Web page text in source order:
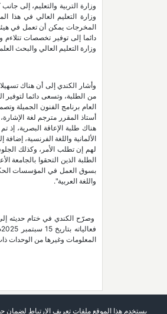
يستخدم هذا الموقع ملفات تعريف الارتباط
وزارة التربية والتعليم، إلى
وزارة التعليم العالي في هذا
المخرجات يمكن أن تعمل في
دائما إلى توفير تخصصات
وزارة التعليم العالي والبحث
وأشار الكندي إلى أن هناك
من الطلبة، وتسعى دائما لتوفير
العام برنامج الفنون الجميلة
أستاذ المقرر مترجم لغة
هناك طلبة الإعاقة البصرية، إذ
الألمانية واللغة الفرنسية،
لهم إن تطلب الأمر، وكذلك
الطلبة الذين التحقوا بالجامعة
بسوق العمل في المؤسسات
واللغة العربية".
وصرّح الكندي في ختام حديثه
المعلومات وغيرها من الوحدات